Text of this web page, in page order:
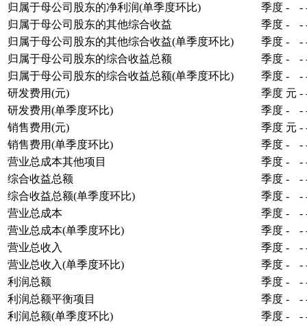
归属于母公司股东的净利润(单季度环比)
季度 - -
归属于母公司股东的其他综合收益
季度 - -
归属于母公司股东的其他综合收益(单季度环比)
季度 - -
归属于母公司股东的综合收益总额
季度 - -
归属于母公司股东的综合收益总额(单季度环比)
季度 - -
研发费用(元)
季度 元 -
研发费用(单季度环比)
季度 - -
销售费用(元)
季度 元 -
销售费用(单季度环比)
季度 - -
营业总成本其他项目
季度 - -
综合收益总额
季度 - -
综合收益总额(单季度环比)
季度 - -
营业总成本
季度 - -
营业总成本(单季度环比)
季度 - -
营业总收入
季度 - -
营业总收入(单季度环比)
季度 - -
利润总额
季度 - -
利润总额平衡项目
季度 - -
利润总额(单季度环比)
季度 - -